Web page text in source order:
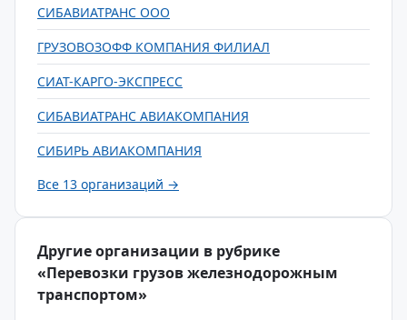
СИБАВИАТРАНС ООО
ГРУЗОВОЗОФФ КОМПАНИЯ ФИЛИАЛ
СИАТ-КАРГО-ЭКСПРЕСС
СИБАВИАТРАНС АВИАКОМПАНИЯ
СИБИРЬ АВИАКОМПАНИЯ
Все 13 организаций →
Другие организации в рубрике
«Перевозки грузов железнодорожным
транспортом»